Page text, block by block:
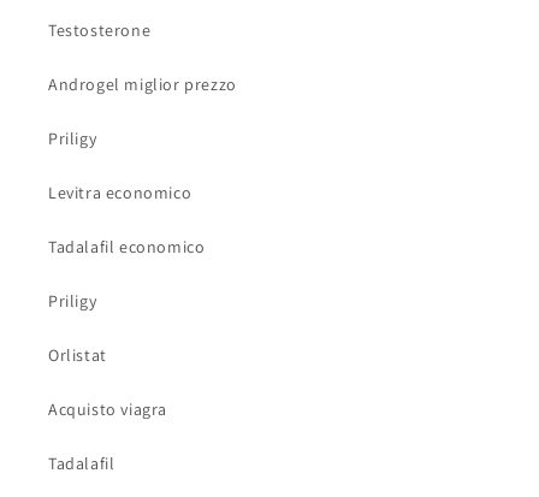
Testosterone
Androgel miglior prezzo
Priligy
Levitra economico
Tadalafil economico
Priligy
Orlistat
Acquisto viagra
Tadalafil